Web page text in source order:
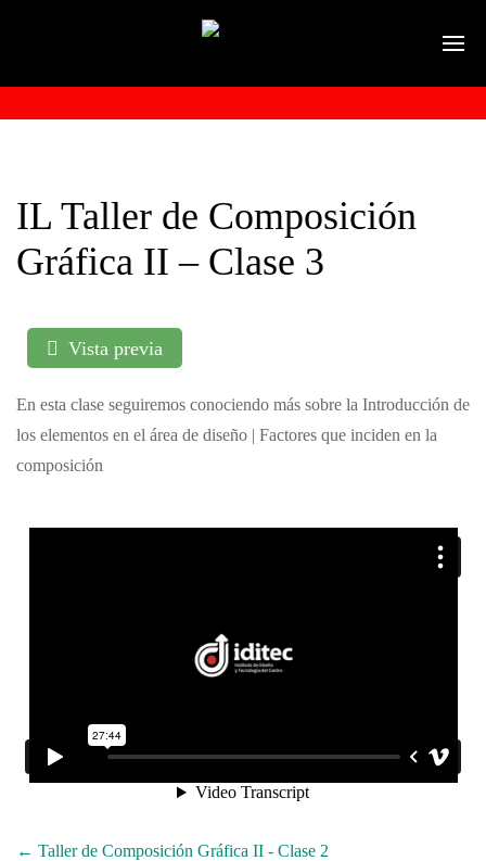
IL Taller de Composición
Gráfica II – Clase 3
Vista previa
En esta clase seguiremos conociendo más sobre la Introducción de
los elementos en el área de diseño | Factores que inciden en la
composición
Taller de Composición Gráfica II - Clase 2